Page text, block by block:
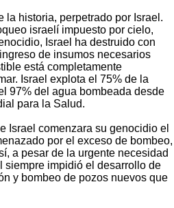
la historia, perpetrado por Israel.
israelí impuesto por cielo,
Israel ha destruido con
de insumos necesarios
está completamente
Israel explota el 75% de la
97% del agua bombeada desde
para la Salud.
Israel comenzara su genocidio el
por el exceso de bombeo,
a pesar de la urgente necesidad
siempre impidió el desarrollo de
y bombeo de pozos nuevos que